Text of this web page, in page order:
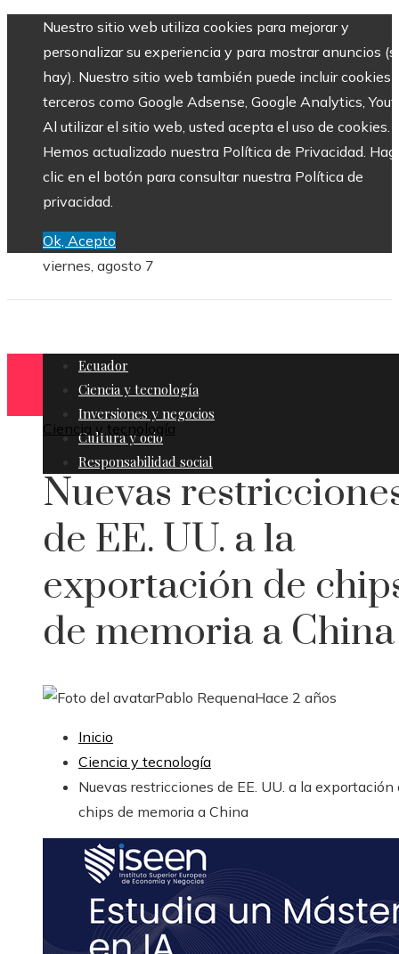
Nuestro sitio web utiliza cookies para mejorar y
personalizar su experiencia y para mostrar anuncios
hay). Nuestro sitio web también puede incluir cookies
terceros como Google Adsense, Google Analytics,
Al utilizar el sitio web, usted acepta el uso de cookies.
Hemos actualizado nuestra Política de Privacidad.
clic en el botón para consultar nuestra Política de
privacidad.
Ok, Acepto
viernes, agosto 7
Ecuador
Ciencia y tecnología
Inversiones y negocios
Cultura y ocio
Responsabilidad social
Ciencia y tecnología
Nuevas
de EE. UU. a la
exportación de
de memoria a China
Pablo RequenaHace 2 años
Inicio
Ciencia y tecnología
Nuevas restricciones de EE. UU. a la exportación
chips de memoria a China